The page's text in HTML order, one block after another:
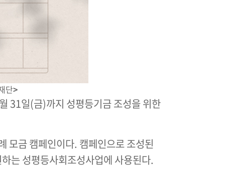
단>
31일(금)까지 성평등기금 조성을 위한
모금 캠페인이다. 캠페인으로 조성된
는 성평등사회조성사업에 사용된다.